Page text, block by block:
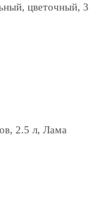
цветочный, 3
2.5 л, Лама